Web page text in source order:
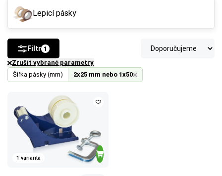
Lepicí pásky
Šířka pásky (mm) 2x25 mm nebo 1x50
Zrušit vybrané parametry
Filtr 1
1 varianta